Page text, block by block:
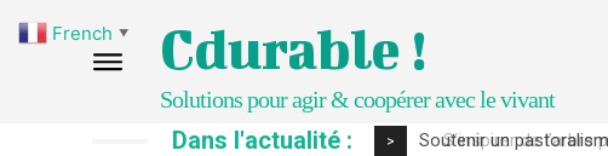
Cdurable !
Solutions pour agir & coopérer avec le vivant
Dans l'actualité : > S’inspirer de l’arbre
French ▼